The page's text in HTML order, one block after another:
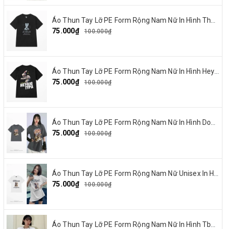
75.000₫
100.000₫
75.000₫
100.000₫
75.000₫
100.000₫
75.000₫
100.000₫